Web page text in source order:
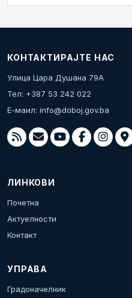
КОНТАКТИРАЈТЕ НАС
Улица Цара Душана 79А
Тел: +387 53 242 022
Е-маил: info@doboj.gov.ba
ЛИНКОВИ
Почетна
Актуелности
Контакт
УПРАВА
Градоначелник